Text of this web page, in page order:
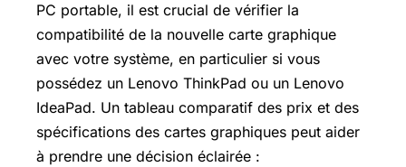
PC portable, il est crucial de vérifier la
compatibilité de la nouvelle carte graphique
avec votre système, en particulier si vous
possédez un Lenovo ThinkPad ou un Lenovo
IdeaPad. Un tableau comparatif des prix et des
spécifications des cartes graphiques peut aider
à prendre une décision éclairée :